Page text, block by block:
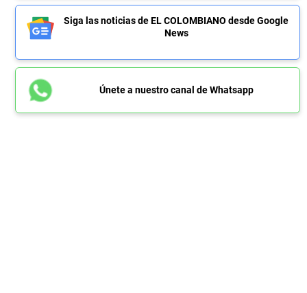
Siga las noticias de EL COLOMBIANO desde Google
News
Únete a nuestro canal de Whatsapp